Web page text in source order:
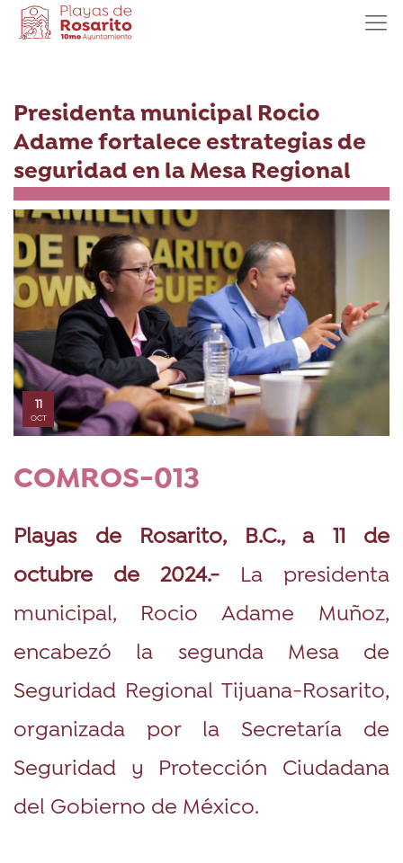
Presidenta municipal Rocio
Adame fortalece estrategias de
seguridad en la Mesa Regional
11
OCT
COMROS-013
Playas de Rosarito, B.C., a 11 de
octubre de 2024.- La presidenta
municipal, Rocio Adame Muñoz,
encabezó la segunda Mesa de
Seguridad Regional Tijuana-Rosarito,
organizada por la Secretaría de
Seguridad y Protección Ciudadana
del Gobierno de México.